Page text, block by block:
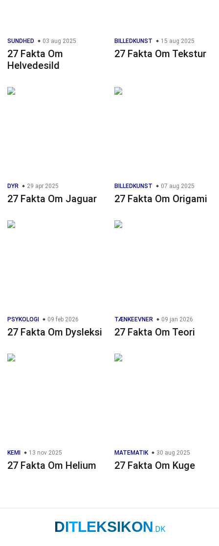
SUNDHED 03 aug 2025
27 Fakta Om
Helvedesild
BILLEDKUNST 15 aug 2025
27 Fakta Om Tekstur
DYR 29 apr 2025
27 Fakta Om Jaguar
BILLEDKUNST 07 aug 2025
27 Fakta Om Origami
PSYKOLOGI 09 feb 2026
27 Fakta Om Dysleksi
TÆNKEEVNER 09 jan 2026
27 Fakta Om Teori
KEMI 13 nov 2025
27 Fakta Om Helium
MATEMATIK 30 aug 2025
27 Fakta Om Kuge
DITLEKSIKON.DK